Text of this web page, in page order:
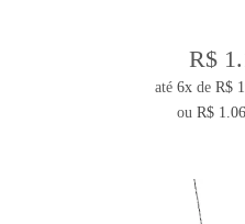
R$
até6x deR$
ouR$